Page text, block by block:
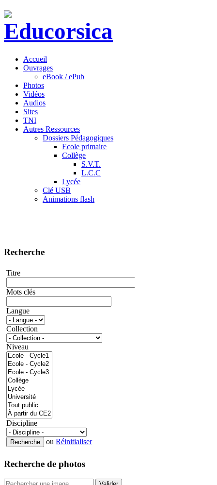
Accueil
Ouvrages
eBook / ePub
Photos
Vidéos
Audios
Sites
TNI
Autres Ressources
Dossiers Pédagogiques
Ecole primaire
Collège
S.V.T.
L.C.C
Lycée
Clé USB
Animations flash
Recherche
Titre
Mots clés
Langue
Collection
Niveau
Discipline
ou Réinitialiser
Recherche de photos